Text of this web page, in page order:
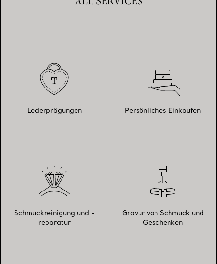
Lederprägungen Persönliches Einkaufen
Schmuckreinigung und -
reparatur
Gravur von Schmuck und
Geschenken